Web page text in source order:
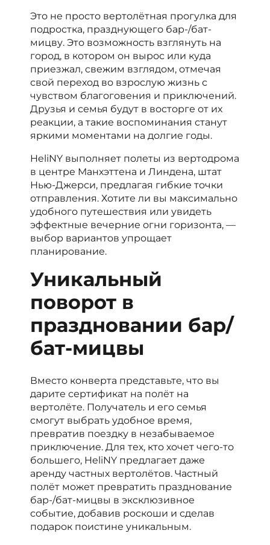
Это не просто вертолётная прогулка для
подростка, празднующего бар-/бат-
мицву. Это возможность взглянуть на
город, в котором он вырос или куда
приезжал, свежим взглядом, отмечая
свой переход во взрослую жизнь с
чувством благоговения и приключений.
Друзья и семья будут в восторге от их
реакции, а такие воспоминания станут
яркими моментами на долгие годы.
HeliNY выполняет полеты из вертодрома
в центре Манхэттена и Линдена, штат
Нью-Джерси, предлагая гибкие точки
отправления. Хотите ли вы максимально
удобного путешествия или увидеть
эффектные вечерние огни горизонта, —
выбор вариантов упрощает
планирование.
Уникальный
поворот в
праздновании бар/
бат-мицвы
Вместо конверта представьте, что вы
дарите сертификат на полёт на
вертолёте. Получатель и его семья
смогут выбрать удобное время,
превратив поездку в незабываемое
приключение. Для тех, кто хочет чего-то
большего, HeliNY предлагает даже
аренду частных вертолётов. Частный
полёт может превратить празднование
бар-/бат-мицвы в эксклюзивное
событие, добавив роскоши и сделав
подарок поистине уникальным.